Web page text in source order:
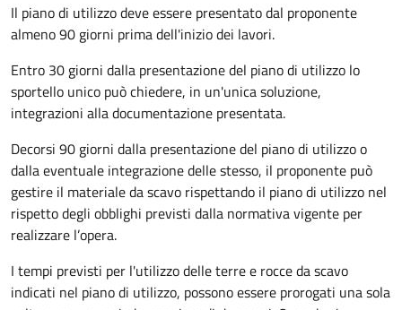
Il piano di utilizzo deve essere presentato dal proponente
almeno 90 giorni prima dell'inizio dei lavori.
Entro 30 giorni dalla presentazione del piano di utilizzo lo
sportello unico può chiedere, in un'unica soluzione,
integrazioni alla documentazione presentata.
Decorsi 90 giorni dalla presentazione del piano di utilizzo o
dalla eventuale integrazione delle stesso, il proponente può
gestire il materiale da scavo rispettando il piano di utilizzo nel
rispetto degli obblighi previsti dalla normativa vigente per
realizzare l’opera.
I tempi previsti per l'utilizzo delle terre e rocce da scavo
indicati nel piano di utilizzo, possono essere prorogati una sola